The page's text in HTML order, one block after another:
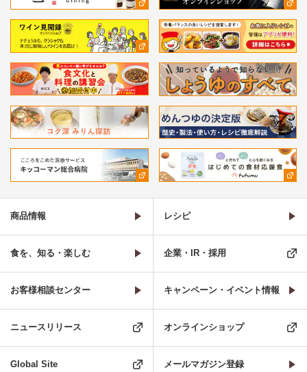
商品情報 レシピ
食を、知る・楽しむ 企業・IR・採用
お客様相談センター キャンペーン・イベント情報
ニュースリリース オンラインショップ
Global Site メールマガジン登録